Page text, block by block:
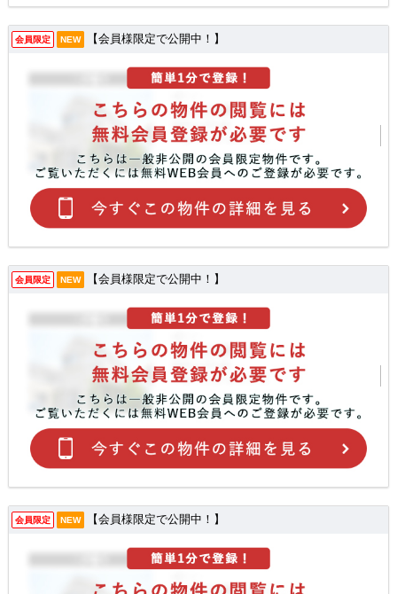
会員限定 NEW 【会員様限定で公開中！】
会員限定 NEW 【会員様限定で公開中！】
会員限定 NEW 【会員様限定で公開中！】